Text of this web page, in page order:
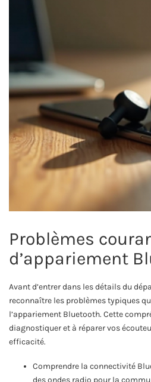
Problèmes
d’appariement
Avant d’entrer dans les détails du
reconnaître les problèmes typiques
l’appariement Bluetooth. Cette
diagnostiquer et à réparer vos
efficacité.
Comprendre la connectivité
des ondes radio pour la